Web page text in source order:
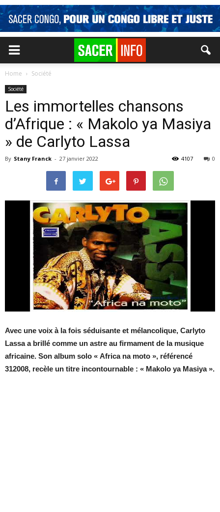
Home Société
Société
Les immortelles chansons
d’Afrique : « Makolo ya Masiya
» de Carlyto Lassa
By Stany Franck - 27 janvier 2022 0
4107
Avec une voix à la fois séduisante et mélancolique, Carlyto
Lassa a brillé comme un astre au firmament de la musique
africaine. Son album solo « Africa na moto », référencé
312008, recèle un titre incontournable : « Makolo ya Masiya ».